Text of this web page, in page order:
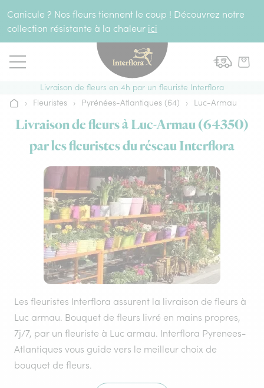
Canicule ? Nos fleurs tiennent le coup ! Découvrez notre
collection résistante à la chaleur ici
Livraison de fleurs en 4h par un fleuriste Interflora
Accueil
› Fleuristes › Pyrénées-Atlantiques (64) › Luc-Armau
Livraison de fleurs à Luc-Armau (64350)
par les fleuristes du réseau Interflora
Les fleuristes Interflora assurent la livraison de fleurs à
Luc armau. Bouquet de fleurs livré en mains propres,
7j/7, par un fleuriste à Luc armau. Interflora Pyrenees-
Atlantiques vous guide vers le meilleur choix de
bouquet de fleurs.